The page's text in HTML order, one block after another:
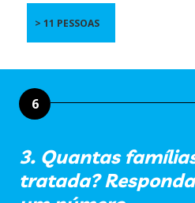
> 11 PESSOAS
6
3. Quantas
tratada?